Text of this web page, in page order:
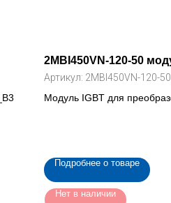
2MBI450VN-120-50
Артикул: 2MBI450VN-120-50
Модуль IGBT для
Подробнее о товаре
Нет в наличии